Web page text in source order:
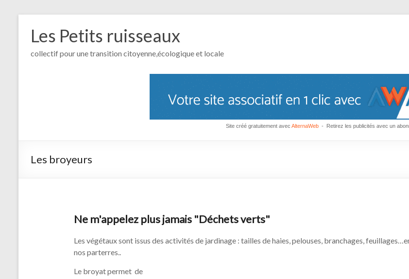
Les Petits ruisseaux
collectif pour une transition citoyenne,écologique et locale
Site créé gratuitement avec AlternaWeb- Retirez les publicités avec un
Les broyeurs
Ne m'appelez plus jamais "Déchets verts"
Les végétaux sont issus des activités de jardinage : tailles de haies, pelouses, branchages,
nos parterres..
Le broyat permet de